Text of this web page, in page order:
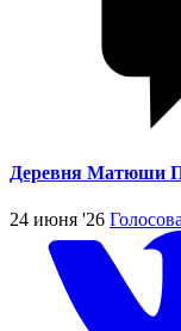
Деревня Матюши
24 июня '26